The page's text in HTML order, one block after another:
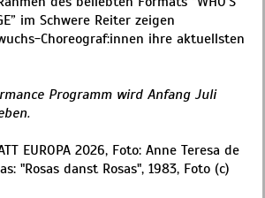
im Schwere Reiter zeigen
Choreograf:innen ihre aktuellsten
Programm wird Anfang Juli
EUROPA 2026, Foto: Anne Teresa de
"Rosas danst Rosas", 1983, Foto (c)